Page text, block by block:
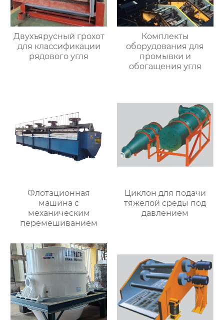
Двухъярусный грохот
для классификации
рядового угля
Комплекты
оборудования для
промывки и
обогащения угля
Флотационная
машина с
механическим
перемешиванием
Циклон для подачи
тяжелой среды под
давлением